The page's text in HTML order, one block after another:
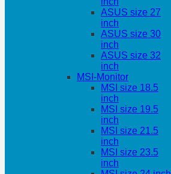
ASUS size 27
inch
ASUS size 30
inch
ASUS size 32
inch
MSI-Monitor
MSI size 18.5
inch
MSI size 19.5
inch
MSI size 21.5
inch
MSI size 23.5
inch